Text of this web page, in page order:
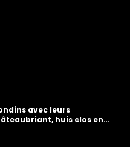
avec leurs
huis clos en